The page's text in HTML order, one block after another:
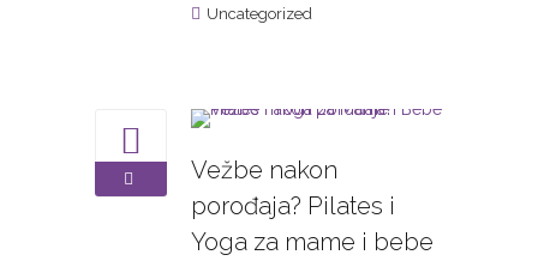
Uncategorized
Vežbe nakon
porođaja? Pilates i
Yoga za mame i bebe